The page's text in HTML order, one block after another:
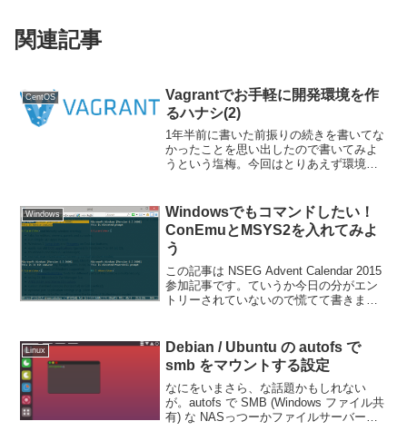
関連記事
CentOS
Vagrantでお手軽に開発環境を作
るハナシ(2)
1年半前に書いた前振りの続きを書いてな
かったことを思い出したので書いてみよ
うという塩梅。今回はとりあえず環境だ
インストールしよう。Li...
Windows
Windowsでもコマンドしたい！
ConEmuとMSYS2を入れてみよ
う
この記事は NSEG Advent Calendar 2015
参加記事です。ていうか今日の分がエン
トリーされていないので慌てて書きまし
ツールはやれ...
Linux
Debian / Ubuntu の autofs で
smb をマウントする設定
なにをいまさら、な話題かもしれない
が。autofs で SMB (Windows ファイル共
有) な NASっつーかファイルサーバーの